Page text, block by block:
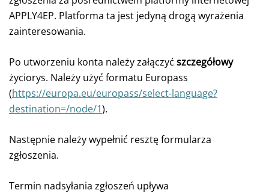
APPLY4EP. Platforma ta jest jedyną drogą wyrażenia
zainteresowania.
Po utworzeniu konta należy załączyć szczegółowy
życiorys. Należy użyć formatu Europass
(https://europa.eu/europass/select-language?
destination=/node/1).
Następnie należy wypełnić resztę formularza
zgłoszenia.
Termin nadsyłania zgłoszeń upływa